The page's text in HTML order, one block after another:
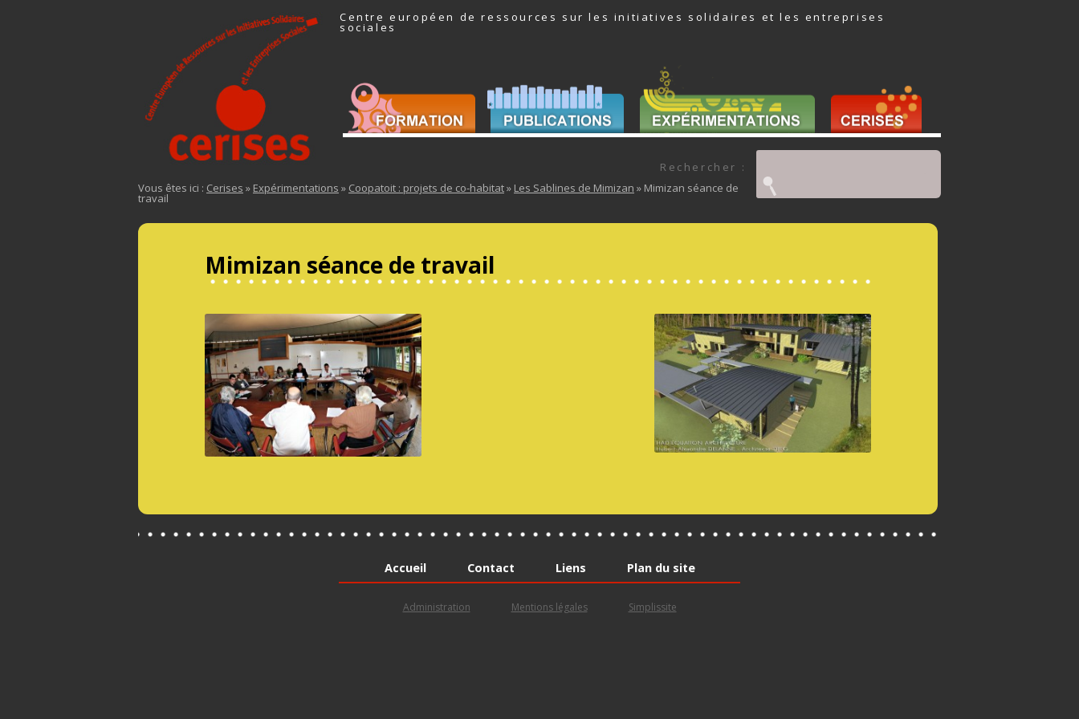
Centre européen de ressources sur les initiatives solidaires et les entreprises
sociales
Vous êtes ici : Cerises » Expérimentations » Coopatoit : projets de co-habitat» Les Sablines de Mimizan » Mimizan séance de
travail
Rechercher :
Mimizan séance de travail
Accueil Contact Liens Plan du site
Administration Mentions légales Simplissite